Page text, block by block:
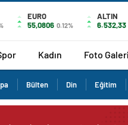
EURO
55,0806 0.12%
ALTIN
6.532,33
Kadın Foto Galeri
Bülten Din Eğitim